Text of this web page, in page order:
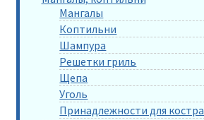
Мангалы
Коптильни
Шампура
Решетки гриль
Щепа
Уголь
Принадлежности для костра